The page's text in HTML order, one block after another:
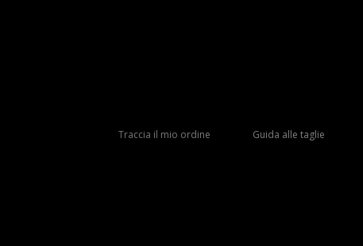
Traccia il mio ordine Guida alle taglie